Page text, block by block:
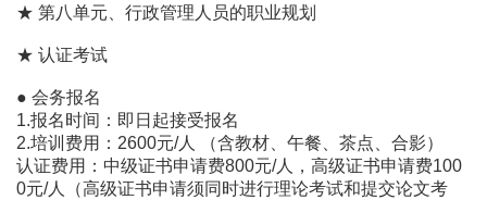
★ 第八单元、行政管理人员的职业规划
★ 认证考试
● 会务报名
1.报名时间：即日起接受报名
2.培训费用：2600元/人 （含教材、午餐、茶点、合影）
认证费用：中级证书申请费800元/人，高级证书申请费100
0元/人（高级证书申请须同时进行理论考试和提交论文考